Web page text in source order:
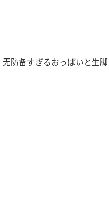
防备すぎるおっぱいと生脚